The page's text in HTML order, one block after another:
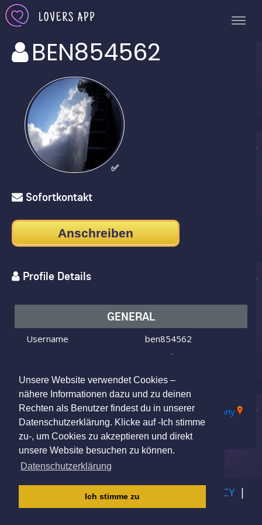
Unsere Website verwendet Cookies –
nähere Informationen dazu und zu deinen
Rechten als Benutzer findest du in unserer
Datenschutzerklärung. Klicke auf -Ich stimme
zu-, um Cookies zu akzeptieren und direkt
unsere Website besuchen zu können.
Datenschutzerklärung
Ich stimme zu
BEN854562
✅
Sofortkontakt
Anschreiben
Profile Details
GENERAL
Username
ben854562
Male
Looking for
Female
Age
26 y.o.
Location
Mülheim an der Ruhr, NW, Germany
TERMS OF USE PRIVACY POLICY |
CHILDREN PRIVACY